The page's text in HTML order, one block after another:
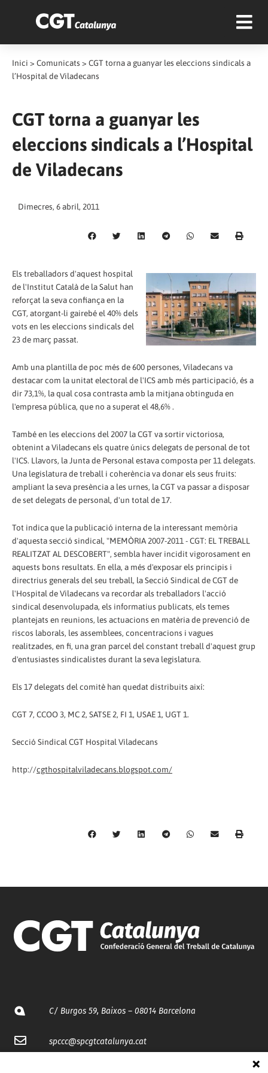
Inici > Comunicats > CGT torna a guanyar les eleccions sindicals a
l’Hospital de Viladecans
CGT torna a guanyar les
eleccions sindicals a l’Hospital
de Viladecans
Dimecres, 6 abril, 2011
Els treballadors d'aquest hospital
de l'Institut Català de la Salut han
reforçat la seva confiança en la
CGT, atorgant-li gairebé el 40% dels
vots en les eleccions sindicals del
23 de març passat.
Amb una plantilla de poc més de 600 persones, Viladecans va
destacar com la unitat electoral de l'ICS amb més participació, és a
dir 73,1%, la qual cosa contrasta amb la mitjana obtinguda en
l'empresa pública, que no a superat el 48,6% .
També en les eleccions del 2007 la CGT va sortir victoriosa,
obtenint a Viladecans els quatre únics delegats de personal de tot
l'ICS. Llavors, la Junta de Personal estava composta per 11 delegats.
Una legislatura de treball i coherència va donar els seus fruits:
ampliant la seva presència a les urnes, la CGT va passar a disposar
de set delegats de personal, d'un total de 17.
Tot indica que la publicació interna de la interessant memòria
d'aquesta secció sindical, "MEMÒRIA 2007-2011 - CGT: EL TREBALL
REALITZAT AL DESCOBERT", sembla haver incidit vigorosament en
aquests bons resultats. En ella, a més d'exposar els principis i
directrius generals del seu treball, la Secció Sindical de CGT de
l'Hospital de Viladecans va recordar als treballadors l'acció
sindical desenvolupada, els informatius publicats, els temes
plantejats en reunions, les actuacions en matèria de prevenció de
riscos laborals, les assemblees, concentracions i vagues
realitzades, en fi, una gran parcel del constant treball d'aquest grup
d'entusiastes sindicalistes durant la seva legislatura.
Els 17 delegats del comitè han quedat distribuits així:
CGT 7, CCOO 3, MC 2, SATSE 2, FI 1, USAE 1, UGT 1.
Secció Sindical CGT Hospital Viladecans
http://cgthospitalviladecans.blogspot.com/
C/ Burgos 59, Baixos – 08014 Barcelona
spccc@spcgtcatalunya.cat